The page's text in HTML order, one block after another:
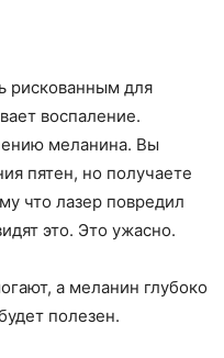
рискованным для
воспаление.
меланина. Вы
пятен, но получаете
что лазер повредил
это. Это ужасно.
а меланин глубоко
полезен.